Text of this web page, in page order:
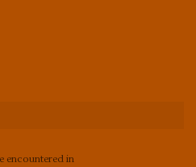
encountered in